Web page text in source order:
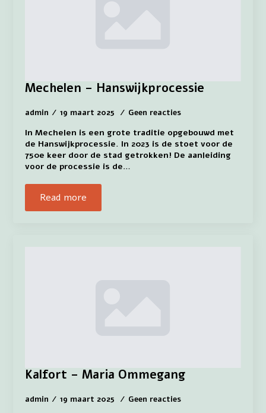
Mechelen – Hanswijkprocessie
admin 19 maart 2025 Geen reacties
In Mechelen is een grote traditie opgebouwd met
de Hanswijkprocessie. In 2023 is de stoet voor de
750e keer door de stad getrokken! De aanleiding
voor de processie is de…
Read more
Kalfort – Maria Ommegang
admin 19 maart 2025 Geen reacties